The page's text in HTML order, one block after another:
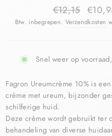
€12,15
Btw. inbegrepen. Verzendkosten
Snel weer op
Fagron Ureumcrème 10% is
crème met ureum, bijzonder
schilferige huid.
Deze crème wordt gebruikt ter
behandeling van diverse